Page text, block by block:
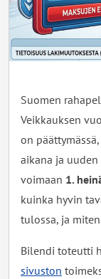
Suomen
Veikkauksen
on
aikana ja
voimaan 1.
kuinka hyvin
tulossa, ja
Bilendi toteutti
sivuston